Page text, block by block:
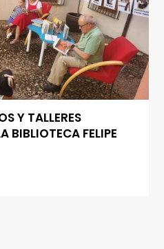
Y TALLERES
BIBLIOTECA FELIPE